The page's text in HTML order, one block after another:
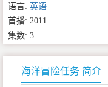
语言: 英语
首播: 2011
集数: 3
海洋冒险任务 简介